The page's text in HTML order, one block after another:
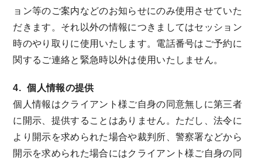
ョン等のご案内などのお知らせにのみ使用させていた
だきます。それ以外の情報につきましてはセッション
時のやり取りに使用いたします。電話番号はご予約に
関するご連絡と緊急時以外は使用いたしません。
4.
個人情報の提供
個人情報はクライアント様ご自身の同意無しに第三者
に開示、提供することはありません。ただし、法令に
より開示を求められた場合や裁判所、警察署などから
開示を求められた場合にはクライアント様ご自身の同